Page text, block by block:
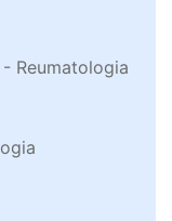
Reumatologia